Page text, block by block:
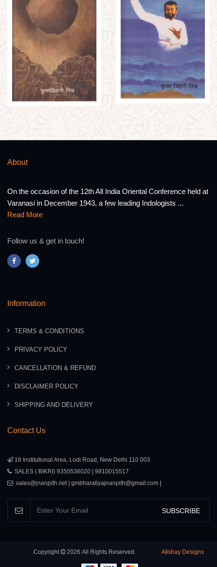
About
On the occasion of the 12th All India Oriental Conference held at
Varanasi in December 1943, a few leading Indologists ...
Read More
Follow us & get in touch!
Information
TERMS & CONDITIONS
PRIVACY POLICY
CANCELLATION & REFUND
DISCLAIMER POLICY
SHIPPING AND DELIVERY
Contact Us
18 Institutional Area, Lodi Road, New Delhi 110 003
SALES ( BIKRI) 9350536020 | 9810015517
sales@jnanpith.net | gmbharatiyajnanpith@gmail.com |
SUBSCRIBE
Copyright 2026 Atishay Designs
All Rights Reserved.